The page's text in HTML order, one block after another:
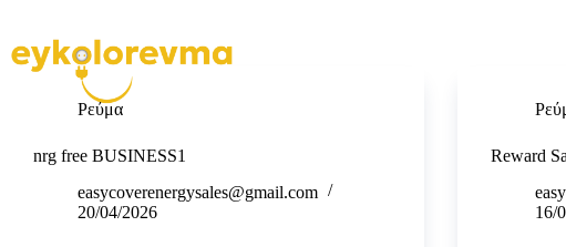
Ρεύμα
nrg free BUSINESS1
easycoverenergysales@gmail.com
20/04/2026
Reward
16/